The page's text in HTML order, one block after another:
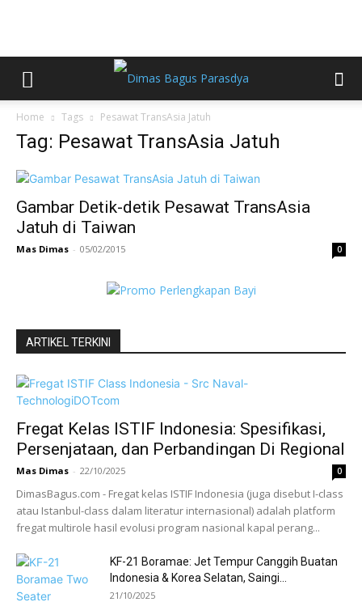
Home Tags Pesawat TransAsia Jatuh
Tag: Pesawat TransAsia Jatuh
Gambar Detik-detik Pesawat TransAsia
Jatuh di Taiwan
Mas Dimas - 05/02/2015 0
ARTIKEL TERKINI
Fregat Kelas ISTIF Indonesia: Spesifikasi,
Persenjataan, dan Perbandingan Di Regional
Mas Dimas - 22/10/2025 0
DimasBagus.com - Fregat kelas ISTIF Indonesia (juga disebut I-class
atau Istanbul-class dalam literatur internasional) adalah platform
fregat multirole hasil evolusi program nasional kapal perang...
KF-21 Boramae: Jet Tempur Canggih Buatan
Indonesia & Korea Selatan, Saingi...
21/10/2025